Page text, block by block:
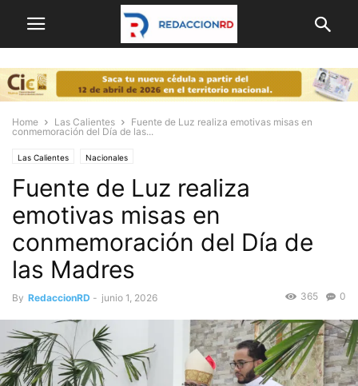
Home Las Calientes
Fuente de Luz realiza emotivas misas en
conmemoración del Día de las...
Las Calientes Nacionales
Fuente de Luz realiza
emotivas misas en
conmemoración del Día de
las Madres
By RedaccionRD - junio 1, 2026 0
365